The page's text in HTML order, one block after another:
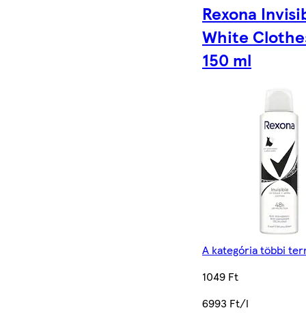
Rexona
White
150 ml
A kategória többi
1049 Ft
6993 Ft/l